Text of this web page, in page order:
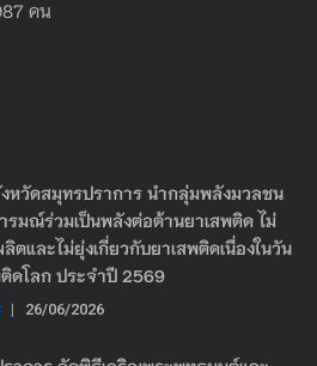
คน
หวัดสมุทรปราการ นำกลุ่มพลังมวลชน
รมณ์ร่วมเป็นพลังต่อต้านยาเสพติด ไม่
ตและไม่ยุ่งเกี่ยวกับยาเสพติดเนื่องในวัน
ดโลก ประจำปี 2569
| 26/06/2026